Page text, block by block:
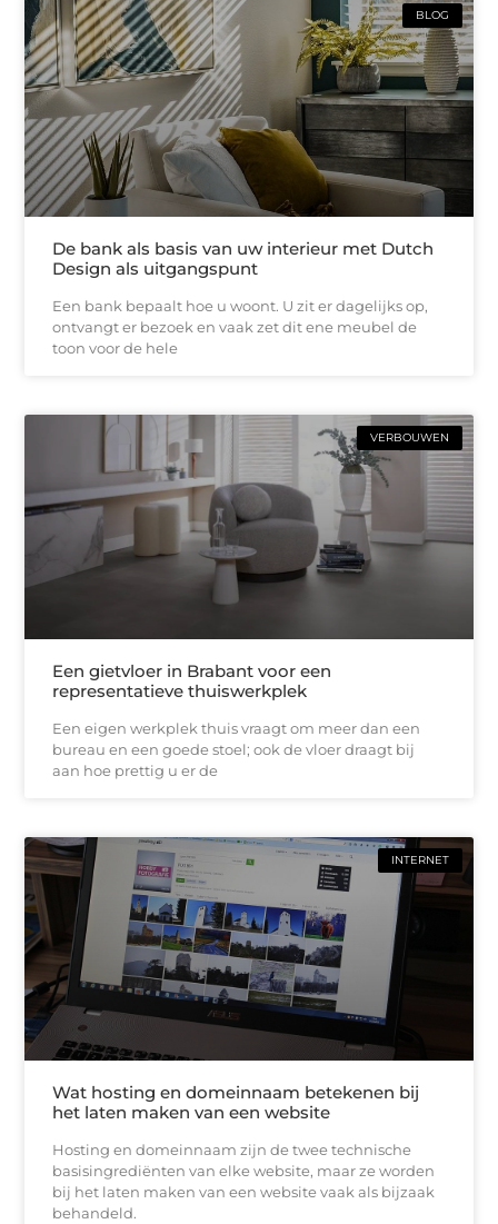
BLOG
De bank als basis van uw interieur met Dutch
Design als uitgangspunt
Een bank bepaalt hoe u woont. U zit er dagelijks op,
ontvangt er bezoek en vaak zet dit ene meubel de
toon voor de hele
VERBOUWEN
Een gietvloer in Brabant voor een
representatieve thuiswerkplek
Een eigen werkplek thuis vraagt om meer dan een
bureau en een goede stoel; ook de vloer draagt bij
aan hoe prettig u er de
INTERNET
Wat hosting en domeinnaam betekenen bij
het laten maken van een website
Hosting en domeinnaam zijn de twee technische
basisingrediënten van elke website, maar ze worden
bij het laten maken van een website vaak als bijzaak
behandeld.